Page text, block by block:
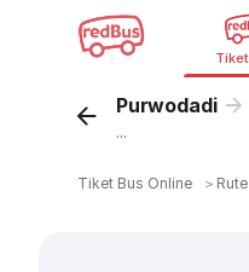
Purwodadi
...
Tiket Bus Online ＞